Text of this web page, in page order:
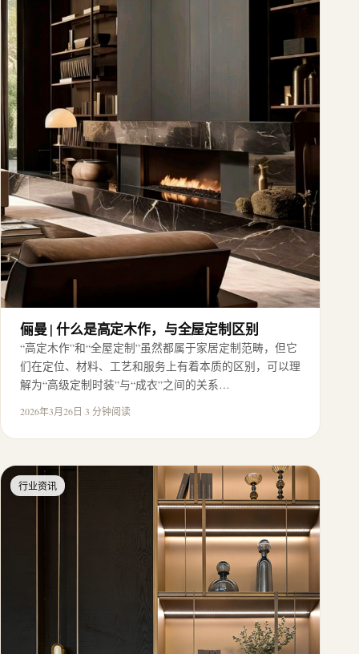
俪曼 | 什么是高定木作，与全屋定制区别
“高定木作”和“全屋定制”虽然都属于家居定制范畴，但它
们在定位、材料、工艺和服务上有着本质的区别，可以理
解为“高级定制时装”与“成衣”之间的关系…
2026年3月26日·3 分钟阅读
行业资讯